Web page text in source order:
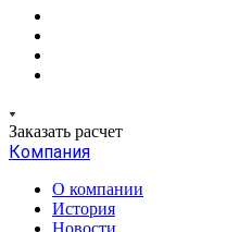
Заказать расчет
Компания
О компании
История
Новости